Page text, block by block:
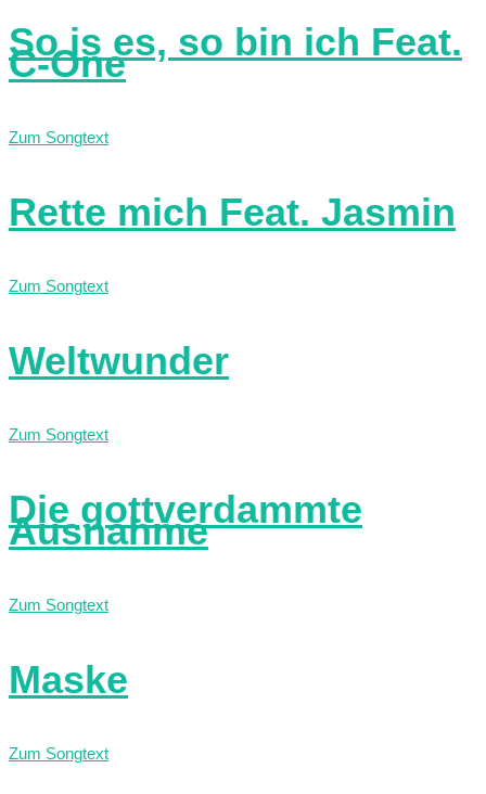
So is es, so bin ich Feat.
C-One
Zum Songtext
Rette mich Feat. Jasmin
Zum Songtext
Weltwunder
Zum Songtext
Die gottverdammte
Ausnahme
Zum Songtext
Maske
Zum Songtext